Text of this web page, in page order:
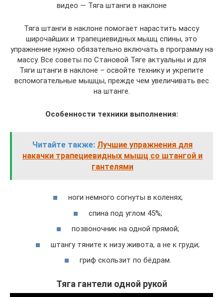
видео — Тяга штанги в наклоне
Тяга штанги в наклоне помогает нарастить массу
широчайших и трапециевидных мышц спины, это
упражнение нужно обязательно включать в программу на
массу. Все советы по Становой Тяге актуальны и для
Тяги штанги в наклоне – освойте технику и укрепите
вспомогательные мышцы, прежде чем увеличивать вес
на штанге.
Особенности техники выполнения:
Читайте также: Лучшие упражнения для
накачки трапециевидных мышц со штангой и
гантелями
ноги немного согнуты в коленях;
спина под углом 45%;
позвоночник на одной прямой;
штангу тяните к низу живота, а не к груди;
гриф скользит по бёдрам.
Тяга гантели одной рукой